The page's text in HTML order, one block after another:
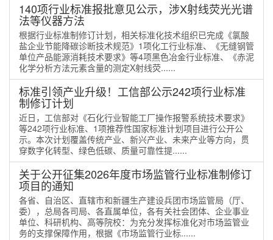
140项行业标准报批意见公示，涉X射线荧光光谱
法等仪器方法
根据行业标准制修订计划，相关标准化技术组织已完成《氯酸
盐企业节能降碳诊断技术规范》1项化工行业标准、《无缝钢管
单位产品能源消耗技术要求》等4项黑色冶金行业标准、《赤泥
化学分析方法元素含量的测定X射线荧......
标准引领产业升级！工信部公示242项行业标准
制修订计划
近日，工信部对《石化行业智能工厂操作报警系统技术要求》
等242项行业标准、1项推荐性国家标准计划项目进行公开公
示。本次计划覆盖传统产业、新兴产业、未来产业等方向，贯
穿数字化转型、绿色低碳、质量可靠性提......
关于公开征集2026年度市场监管行业标准制修订
项目的通知
各省、自治区、直辖市和新疆生产建设兵团市场监管局（厅、
委），总局各司局、各直属单位，各有关社会团体、企业事业
单位、科研机构、高等院校：为充分发挥标准化对市场监管业
务的支撑保障作用，根据《市场监管行业标......